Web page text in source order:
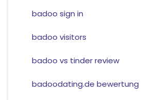
badoo sign in
badoo visitors
badoo vs tinder review
badoodating.de bewertung